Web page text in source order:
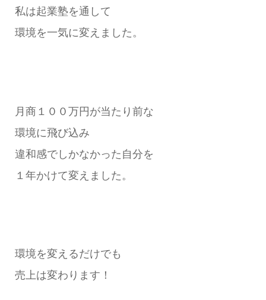
私は起業塾を通して
環境を一気に変えました。
月商１００万円が当たり前な
環境に飛び込み
違和感でしかなかった自分を
１年かけて変えました。
環境を変えるだけでも
売上は変わります！